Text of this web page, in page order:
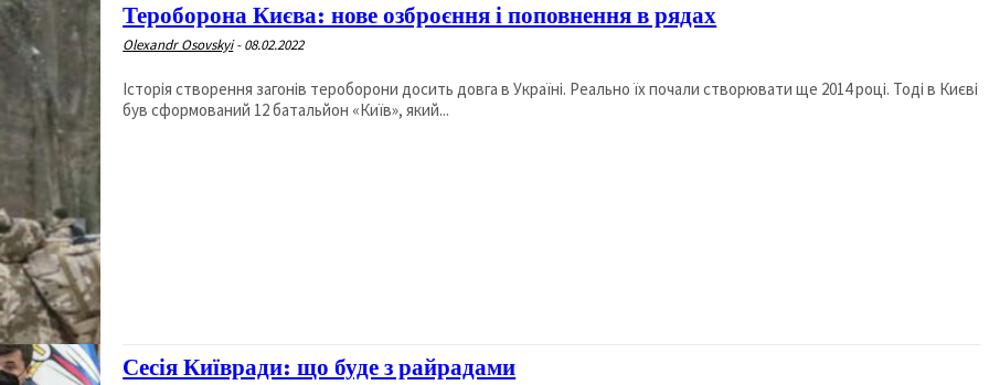
Тероборона Києва: нове озброєння і поповнення в рядах
Olexandr Osovskyi - 08.02.2022
Історія створення загонів тероборони досить довга в Україні. Реально їх почали створювати ще 2014 році. Тоді в Києві
був сформований 12 батальйон «Київ», який...
Сесія Київради: що буде з райрадами